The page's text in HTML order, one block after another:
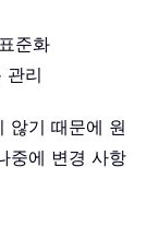
준화
관리
않기 때문에 원
중에 변경 사항